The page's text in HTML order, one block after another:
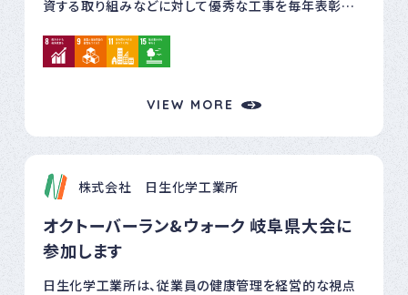
資する取り組みなどに対して優秀な工事を毎年表彰し
山工事」［高山市内］が、濁水流出対策に関する環境配慮
高い評価をいただき、中部森林管理局長賞を受賞しまし
ンを図り、自然環境にも関係者にも配慮した安心・安全
VIEW MORE
株式会社 日生化学工業所
オクトーバーラン&ウォーク 岐阜県大会に
参加します
日生化学工業所は、従業員の健康管理を経営的な視点